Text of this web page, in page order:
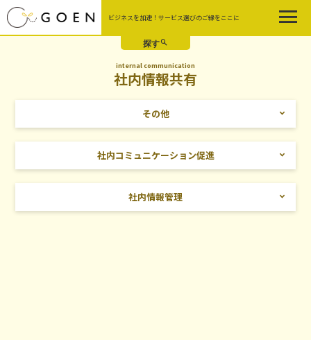
Skip
to
the
ビジネスを加速！サービス選びのご縁をここに
internal communication
社内情報共有
その他
社内コミュニケーション促進
社内情報管理